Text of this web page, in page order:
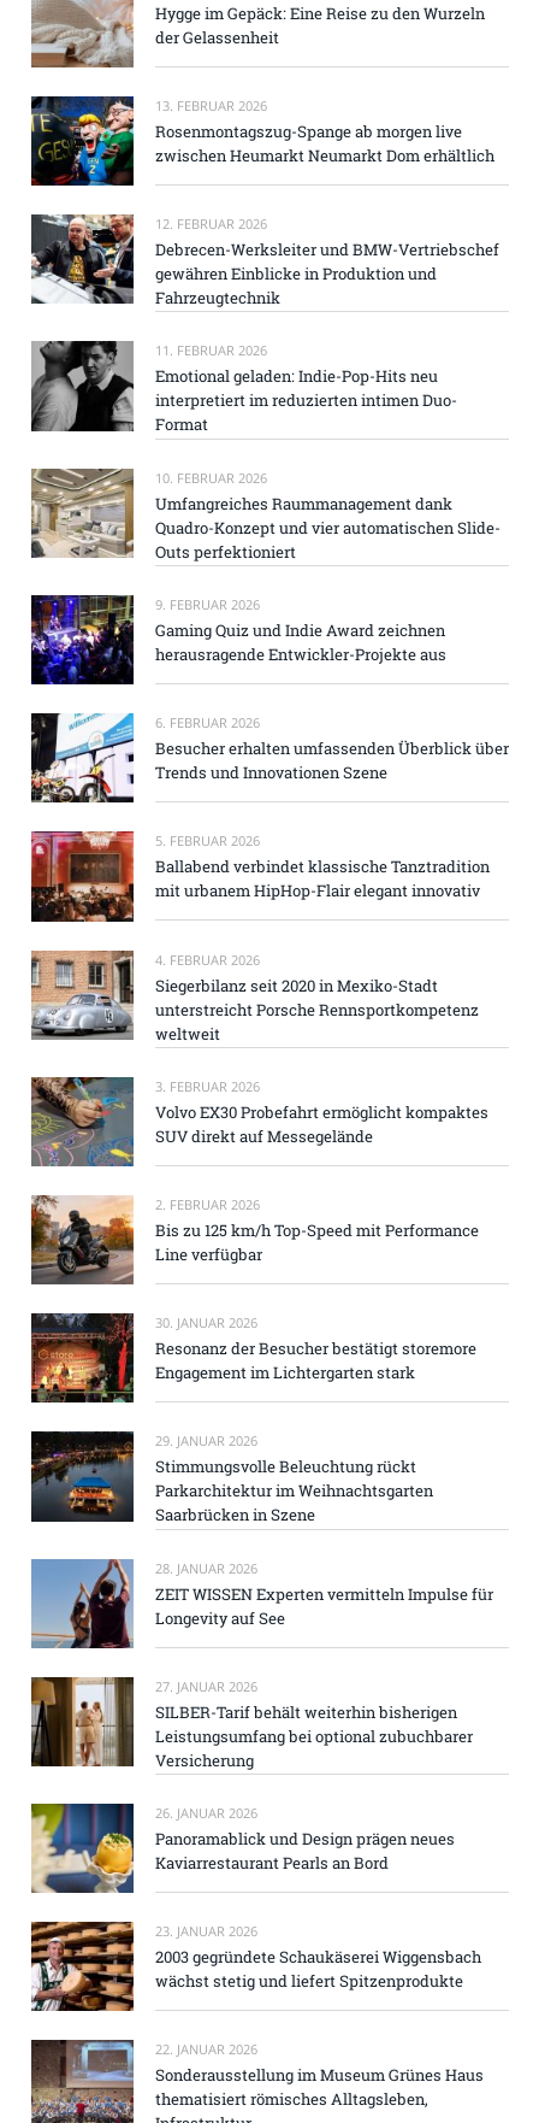
Hygge im Gepäck: Eine Reise zu den Wurzeln
der Gelassenheit
13. FEBRUAR 2026
Rosenmontagszug-Spange ab morgen live
zwischen Heumarkt Neumarkt Dom erhältlich
12. FEBRUAR 2026
Debrecen-Werksleiter und BMW-Vertriebschef
gewähren Einblicke in Produktion und
Fahrzeugtechnik
11. FEBRUAR 2026
Emotional geladen: Indie-Pop-Hits neu
interpretiert im reduzierten intimen Duo-
Format
10. FEBRUAR 2026
Umfangreiches Raummanagement dank
Quadro-Konzept und vier automatischen Slide-
Outs perfektioniert
9. FEBRUAR 2026
Gaming Quiz und Indie Award zeichnen
herausragende Entwickler-Projekte aus
6. FEBRUAR 2026
Besucher erhalten umfassenden Überblick über
Trends und Innovationen Szene
5. FEBRUAR 2026
Ballabend verbindet klassische Tanztradition
mit urbanem HipHop-Flair elegant innovativ
4. FEBRUAR 2026
Siegerbilanz seit 2020 in Mexiko-Stadt
unterstreicht Porsche Rennsportkompetenz
weltweit
3. FEBRUAR 2026
Volvo EX30 Probefahrt ermöglicht kompaktes
SUV direkt auf Messegelände
2. FEBRUAR 2026
Bis zu 125 km/h Top-Speed mit Performance
Line verfügbar
30. JANUAR 2026
Resonanz der Besucher bestätigt storemore
Engagement im Lichtergarten stark
29. JANUAR 2026
Stimmungsvolle Beleuchtung rückt
Parkarchitektur im Weihnachtsgarten
Saarbrücken in Szene
28. JANUAR 2026
ZEIT WISSEN Experten vermitteln Impulse für
Longevity auf See
27. JANUAR 2026
SILBER-Tarif behält weiterhin bisherigen
Leistungsumfang bei optional zubuchbarer
Versicherung
26. JANUAR 2026
Panoramablick und Design prägen neues
Kaviarrestaurant Pearls an Bord
23. JANUAR 2026
2003 gegründete Schaukäserei Wiggensbach
wächst stetig und liefert Spitzenprodukte
22. JANUAR 2026
Sonderausstellung im Museum Grünes Haus
thematisiert römisches Alltagsleben,